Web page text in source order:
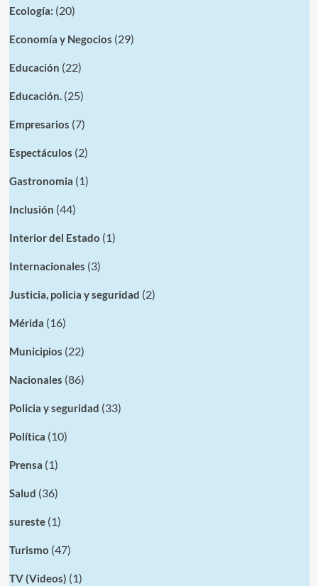
Ecología: (20)
Economía y Negocios (29)
Educación (22)
Educación.(25)
Empresarios (7)
Espectáculos (2)
Gastronomia (1)
Inclusión (44)
Interior del Estado (1)
Internacionales (3)
Justicia, policia y seguridad (2)
Mérida (16)
Municipios (22)
Nacionales (86)
Policia y seguridad (33)
Política (10)
Prensa (1)
Salud (36)
sureste(1)
Turismo (47)
TV (Videos) (1)